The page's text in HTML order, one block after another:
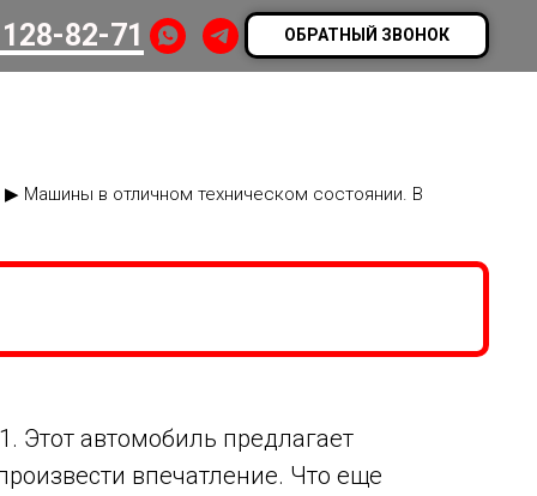
82-71 ОБРАТНЫЙ ЗВОНОК
Машины в отличном техническом состоянии. В
Этот автомобиль предлагает
впечатление. Что еще